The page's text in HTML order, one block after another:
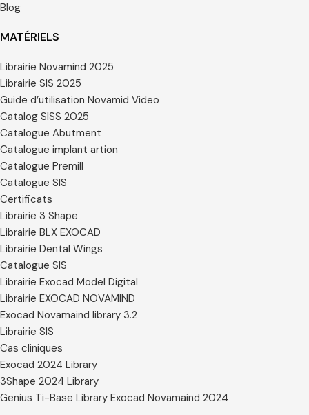
Blog
MATÉRIELS
Librairie Novamind 2025
Librairie SIS 2025
Guide d’utilisation Novamid Video
Catalog SISS 2025
Catalogue Abutment
Catalogue implant artion
Catalogue Premill
Catalogue SIS
Certificats
Librairie 3 Shape
Librairie BLX EXOCAD
Librairie Dental Wings
Catalogue SIS
Librairie Exocad Model Digital
Librairie EXOCAD NOVAMIND
Exocad Novamaind library 3.2
Librairie SIS
Cas cliniques
Exocad 2024 Library
3Shape 2024 Library
Genius Ti-Base Library Exocad Novamaind 2024